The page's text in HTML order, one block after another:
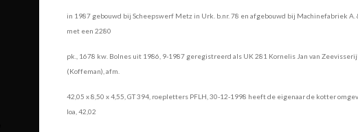
in 1987 gebouwd bij Scheepswerf Metz in Urk. b.nr. 78 en afgebouwd bij Machinefabriek A.
met een 2280
pk., 1678 kw. Bolnes uit 1986, 9-1987 geregistreerd als UK 281 Kornelis Jan van
(Koffeman),afm.
42,05 x 8,50 x 4,55, GT 394, roepletters PFLH, 30-12-1998 heeft de eigenaar de kotter
loa, 42,02